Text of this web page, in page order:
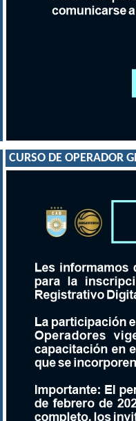
CURSO DE OPERADOR